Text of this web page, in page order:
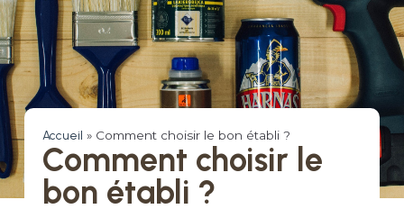
Accueil » Comment choisir le bon établi ?
Comment choisir le
bon établi ?